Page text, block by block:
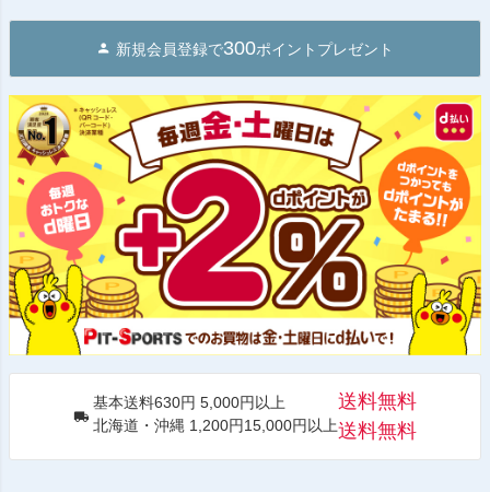
新規会員登録で300ポイントプレゼント
基本送料630円 5,000円以上
北海道・沖縄 1,200円15,000円以上
送料無料
送料無料